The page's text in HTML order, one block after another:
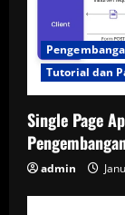
Tutorial dan
Single Page
admin